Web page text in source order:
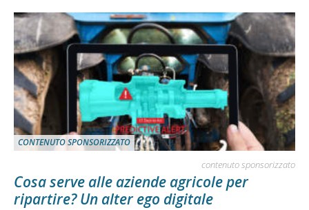
CONTENUTO SPONSORIZZATO
contenuto sponsorizzato
Cosa serve alle aziende agricole per
ripartire? Un alter ego digitale